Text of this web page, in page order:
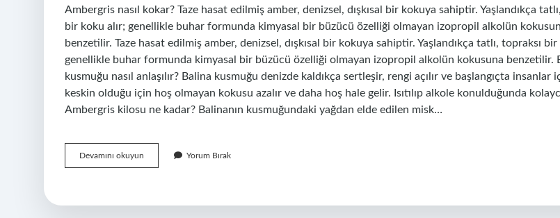
Ambergris nasıl kokar? Taze hasat edilmiş amber, denizsel, dışkısal bir kokuya sahiptir. Yaşlandıkça
bir koku alır; genellikle buhar formunda kimyasal bir büzücü özelliği olmayan izopropil alkolün
benzetilir. Taze hasat edilmiş amber, denizsel, dışkısal bir kokuya sahiptir. Yaşlandıkça tatlı, topraksı bir
genellikle buhar formunda kimyasal bir büzücü özelliği olmayan izopropil alkolün kokusuna benzetilir.
kusmuğu nasıl anlaşılır? Balina kusmuğu denizde kaldıkça sertleşir, rengi açılır ve başlangıçta insanlar
keskin olduğu için hoş olmayan kokusu azalır ve daha hoş hale gelir. Isıtılıp alkole konulduğunda
Ambergris kilosu ne kadar? Balinanın kusmuğundaki yağdan elde edilen misk…
Devamını okuyun Ambergris
Nasıl
Yorum Bırak